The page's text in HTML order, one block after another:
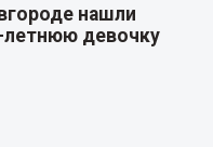
нашли
девочку